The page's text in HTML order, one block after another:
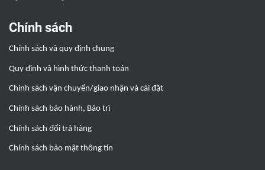
Chính sách
Chính sách và quy định chung
Quy định và hình thức thanh toán
Chính sách vận chuyển/giao nhận và cài đặt
Chính sách bảo hành, Bảo trì
Chính sách đổi trả hàng
Chính sách bảo mật thông tin